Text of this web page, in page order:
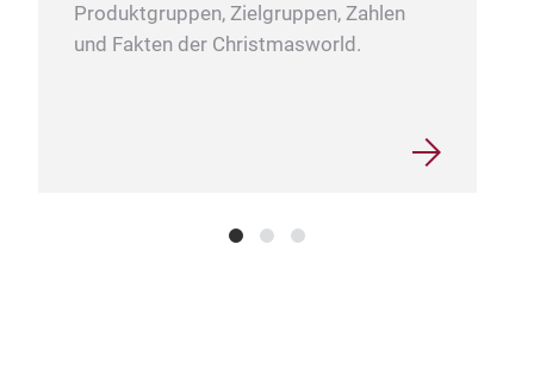
Produktgruppen, Zielgruppen, Zahlen
und Fakten der Christmasworld.